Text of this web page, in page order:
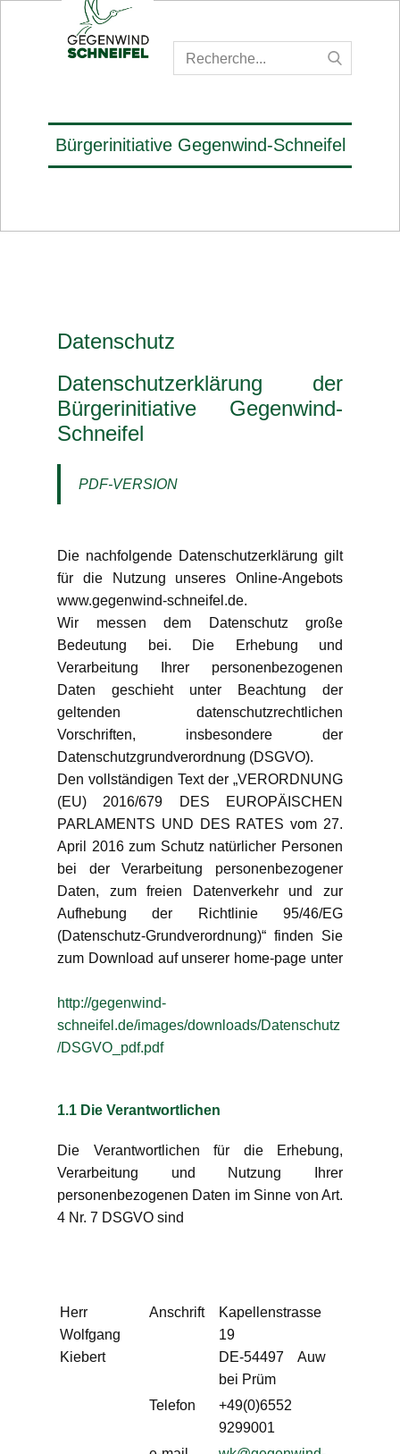
Bürgerinitiative Gegenwind-Schneifel
Datenschutz
Datenschutzerklärung der
Bürgerinitiative Gegenwind-
Schneifel
PDF-VERSION
Die nachfolgende Datenschutzerklärung gilt
für die Nutzung unseres Online-Angebots
www.gegenwind-schneifel.de.
Wir messen dem Datenschutz große
Bedeutung bei. Die Erhebung und
Verarbeitung Ihrer personenbezogenen
Daten geschieht unter Beachtung der
geltenden datenschutzrechtlichen
Vorschriften, insbesondere der
Datenschutzgrundverordnung (DSGVO).
Den vollständigen Text der „VERORDNUNG
(EU) 2016/679 DES EUROPÄISCHEN
PARLAMENTS UND DES RATES vom 27.
April 2016 zum Schutz natürlicher Personen
bei der Verarbeitung personenbezogener
Daten, zum freien Datenverkehr und zur
Aufhebung der Richtlinie 95/46/EG
(Datenschutz-Grundverordnung)“ finden Sie
zum Download auf unserer home-page unter
http://gegenwind-
schneifel.de/images/downloads/Datenschutz
/DSGVO_pdf.pdf
1.1 Die Verantwortlichen
Die Verantwortlichen für die Erhebung,
Verarbeitung und Nutzung Ihrer
personenbezogenen Daten im Sinne von Art.
4 Nr. 7 DSGVO sind
Herr
Wolfgang
Kiebert
Anschrift
Kapellenstrasse
19
DE-54497 Auw
bei Prüm
Telefon
+49(0)6552
9299001